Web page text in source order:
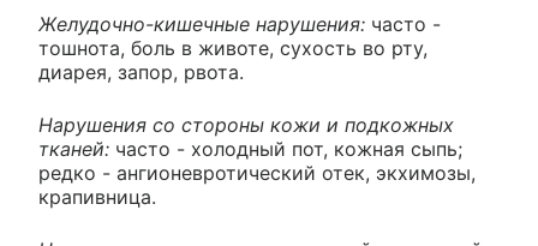
Желудочно-кишечные нарушения: часто -
тошнота, боль в животе, сухость во рту,
диарея, запор, рвота.
Нарушения со стороны кожи и подкожных
тканей: часто - холодный пот, кожная сыпь;
редко - ангионевротический отек, экхимозы,
крапивница.